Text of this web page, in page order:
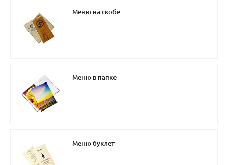
Меню на скобе
Меню в папке
Меню буклет